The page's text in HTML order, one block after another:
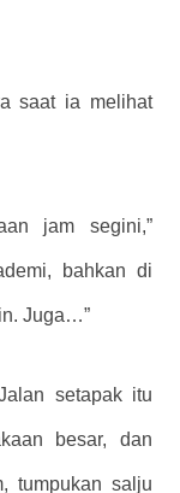
saat ia melihat
jam segini,”
bahkan di
Juga…”
setapak itu
besar, dan
tumpukan salju